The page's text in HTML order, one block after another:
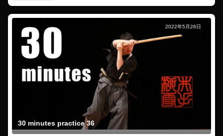
2022年5月26日
30 minutes practice 36